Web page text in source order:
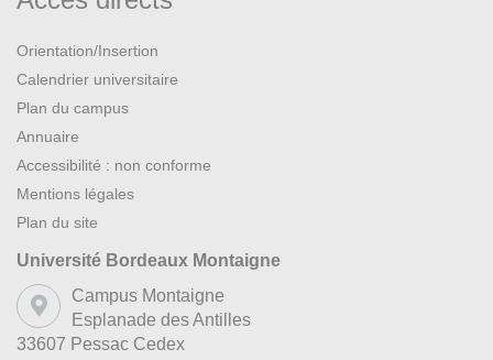
Orientation/Insertion
Calendrier universitaire
Plan du campus
Annuaire
Accessibilité : non conforme
Mentions légales
Plan du site
Université Bordeaux Montaigne
Campus Montaigne
Esplanade des Antilles
33607 Pessac Cedex